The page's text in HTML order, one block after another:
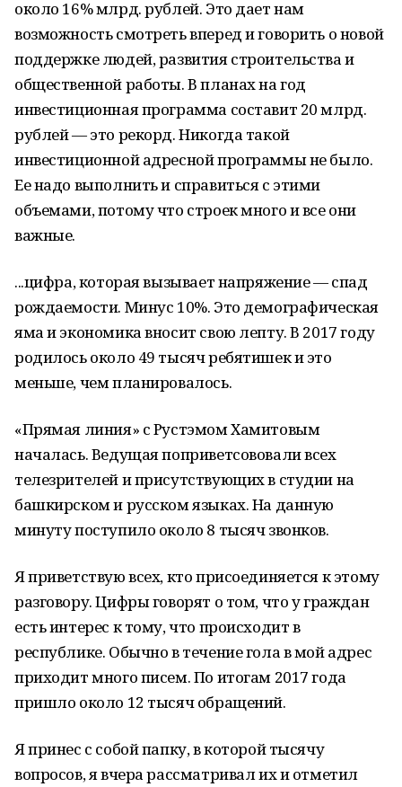
около 16% млрд. рублей. Это дает нам
возможность смотреть вперед и говорить о новой
поддержке людей, развития строительства и
общественной работы. В планах на год
инвестиционная программа составит 20 млрд.
рублей — это рекорд. Никогда такой
инвестиционной адресной программы не было.
Ее надо выполнить и справиться с этими
объемами, потому что строек много и все они
важные.
...цифра, которая вызывает напряжение — спад
рождаемости. Минус 10%. Это демографическая
яма и экономика вносит свою лепту. В 2017 году
родилось около 49 тысяч ребятишек и это
меньше, чем планировалось.
«Прямая линия» с Рустэмом Хамитовым
началась. Ведущая поприветсововали всех
телезрителей и присутствующих в студии на
башкирском и русском языках. На данную
минуту поступило около 8 тысяч звонков.
Я приветствую всех, кто присоединяется к этому
разговору. Цифры говорят о том, что у граждан
есть интерес к тому, что происходит в
республике. Обычно в течение гола в мой адрес
приходит много писем. По итогам 2017 года
пришло около 12 тысяч обращений.
Я принес с собой папку, в которой тысячу
вопросов, я вчера рассматривал их и отметил